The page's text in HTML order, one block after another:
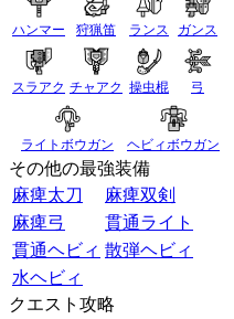
ハンマー 狩猟笛 ランス ガンス
スラアク チャアク 操虫棍 弓
ライトボウガン ヘビィボウガン
その他の最強装備
麻痺太刀
麻痺双剣
麻痺弓
貫通ライト
貫通ヘビィ 散弾ヘビィ
水ヘビィ
クエスト攻略